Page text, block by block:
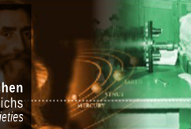
Societies